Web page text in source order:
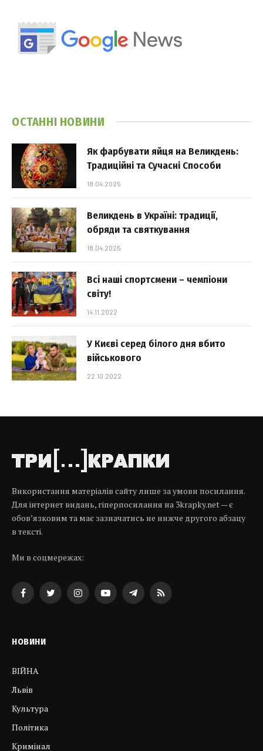
ОСТАННІ НОВИНИ
Як фарбувати яйця на Великдень:
Традиційні та Сучасні Способи
18.04.2025
Великдень в Україні: традиції,
обряди та святкування
18.04.2025
Всі наші спортсмени – чемпіони
світу!
14.11.2022
У Києві серед білого дня вбито
військового
22.10.2022
Використання матеріалів сайту лише за умови посилання.
Для інтернет видань, гіперпосилання на 3krapky.net — є
обов’язковим та має зазначатись не нижче другого абзацу
в тексті.
Ми в соцмережах:
FacebookTwitterInstagramYouTubeTelegramRSS
НОВИНИ
ВІЙНА
Львів
Культура
Політика
Кримінал